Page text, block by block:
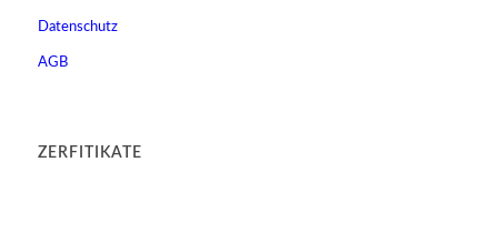
Datenschutz
AGB
ZERFITIKATE